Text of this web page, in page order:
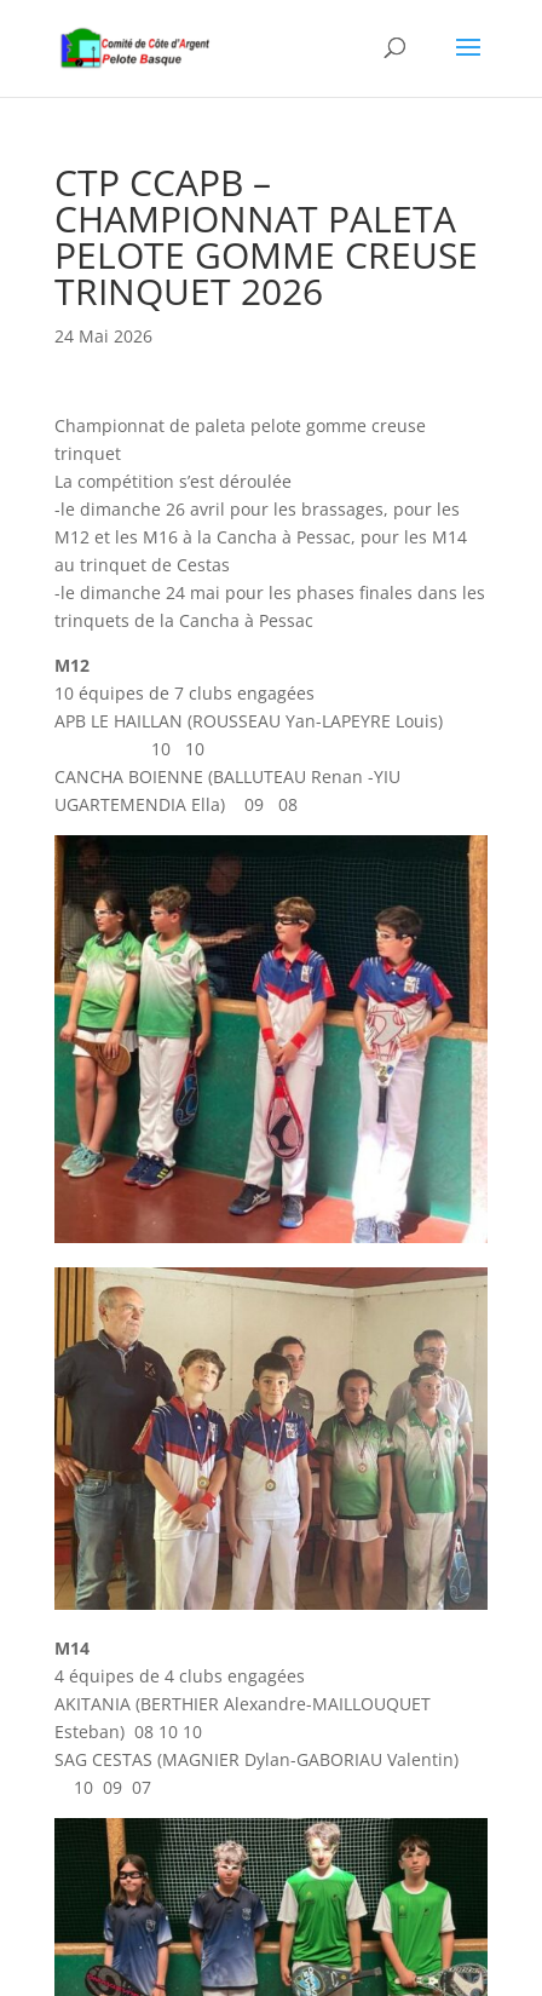
CTP CCAPB –
CHAMPIONNAT PALETA
PELOTE GOMME CREUSE
TRINQUET 2026
24 Mai 2026
Championnat de paleta pelote gomme creuse
trinquet
La compétition s’est déroulée
-le dimanche 26 avril pour les brassages, pour les
M12 et les M16 à la Cancha à Pessac, pour les M14
au trinquet de Cestas
-le dimanche 24 mai pour les phases finales dans les
trinquets de la Cancha à Pessac
M12
10 équipes de 7 clubs engagées
APB LE HAILLAN (ROUSSEAU Yan-LAPEYRE Louis)
10 10
CANCHA BOIENNE (BALLUTEAU Renan -YIU
UGARTEMENDIA Ella) 09 08
M14
4 équipes de 4 clubs engagées
AKITANIA (BERTHIER Alexandre-MAILLOUQUET
Esteban) 08 10 10
SAG CESTAS (MAGNIER Dylan-GABORIAU Valentin)
10 09 07